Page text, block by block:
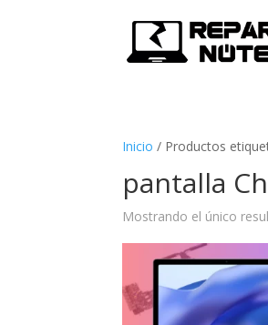
Inicio / Productos
pantalla
Mostrando el único